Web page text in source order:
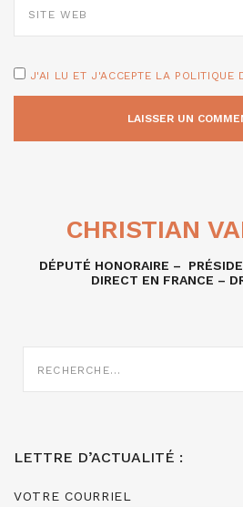
WEB
J'AI LU ET J'ACCEPTE LA POLITIQUE
CHRISTIAN
DÉPUTÉ HONORAIRE –
DIRECT EN FRANCE –
SUR
LETTRE D’ACTUALITÉ :
VOTRE COURRIEL